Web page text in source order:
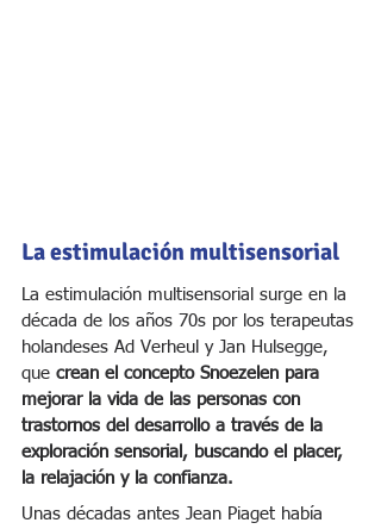
La estimulación multisensorial
La estimulación multisensorial surge en la
década de los años 70s por los terapeutas
holandeses Ad Verheul y Jan Hulsegge,
que crean el concepto Snoezelen para
mejorar la vida de las personas con
trastornos del desarrollo a través de la
exploración sensorial, buscando el placer,
la relajación y la confianza.
Unas décadas antes Jean Piaget había